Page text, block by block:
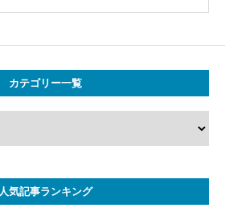
カテゴリー一覧
人気記事ランキング